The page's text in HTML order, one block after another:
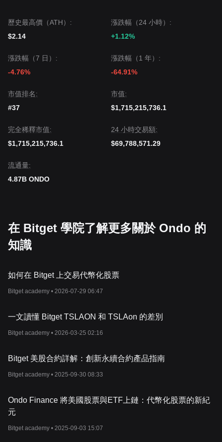
歷史最高價（ATH）:
$2.14
漲跌幅（24 小時）:
+1.12%
漲跌幅（7 日）:
-4.76%
漲跌幅（1 年）:
-64.91%
市值排名:
#37
市值:
$1,715,215,736.1
完全稀釋市值:
$1,715,215,736.1
24 小時交易額:
$69,788,571.29
流通量:
4.87B ONDO
在 Bitget 學院了解更多關於 Ondo 的
知識
如何在 Bitget 上交易代幣化股票
Bitget academy • 2026-07-29 06:47
一文讀懂 Bitget TSLAON 和 TSLAon 的差別
Bitget academy • 2026-03-25 02:16
Bitget 美股合約詳解：創新永續合約產品指南
Bitget academy • 2025-09-30 08:33
Ondo Finance 將美國股票與ETF上鏈：代幣化股票的新紀
元
Bitget academy • 2025-09-03 15:07